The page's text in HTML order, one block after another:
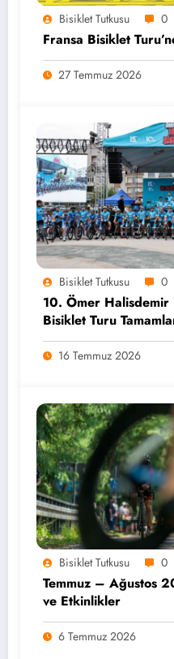
Bisiklet Tutkusu 0
Fransa Bisiklet
27 Temmuz 2026
Bisiklet Tutkusu 0
10. Ömer
Bisiklet Turu
16 Temmuz 2026
Bisiklet Tutkusu 0
Temmuz – Ağustos
ve Etkinlikler
6 Temmuz 2026